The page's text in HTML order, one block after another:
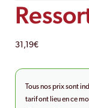
31,19€
Tous nos prix sont
tarif ont lieu en ce